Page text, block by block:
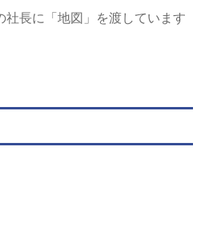
社長に「地図」を渡しています